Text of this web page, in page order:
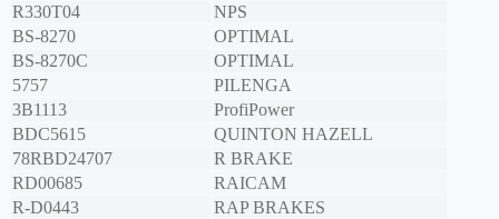
R330T04
NPS
BS-8270
OPTIMAL
BS-8270C
OPTIMAL
5757
PILENGA
3B1113
ProfiPower
BDC5615
QUINTON HAZELL
78RBD24707
R BRAKE
RD00685
RAICAM
R-D0443
RAP BRAKES